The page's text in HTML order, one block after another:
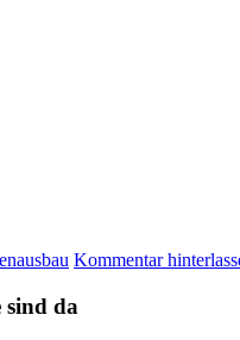
Kommentar
sind da